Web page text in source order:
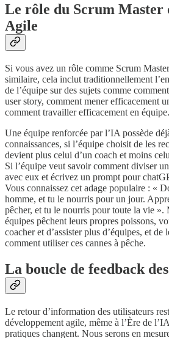
Le rôle du Scrum Master
Agile
Si vous avez un rôle comme Scrum
similaire, cela inclut traditionnellement
de l’équipe sur des sujets comme
user story, comment mener efficacement
comment travailler efficacement en équipe.
Une équipe renforcée par l’IA possède
connaissances, si l’équipe choisit de les
devient plus celui d’un coach et moins
Si l’équipe veut savoir comment diviser
avec eux et écrivez un prompt pour
Vous connaissez cet adage populaire : «
homme, et tu le nourris pour un jour.
pêcher, et tu le nourris pour toute la vie ».
équipes pêchent leurs propres poissons,
coacher et d’assister plus d’équipes, et de
comment utiliser ces cannes à pêche.
La boucle de feedback
Le retour d’information des utilisateurs
développement agile, même à l’Ère de
pratiques changent. Nous serons en